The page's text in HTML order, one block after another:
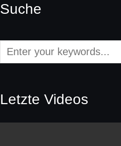
Suche
Letzte Videos